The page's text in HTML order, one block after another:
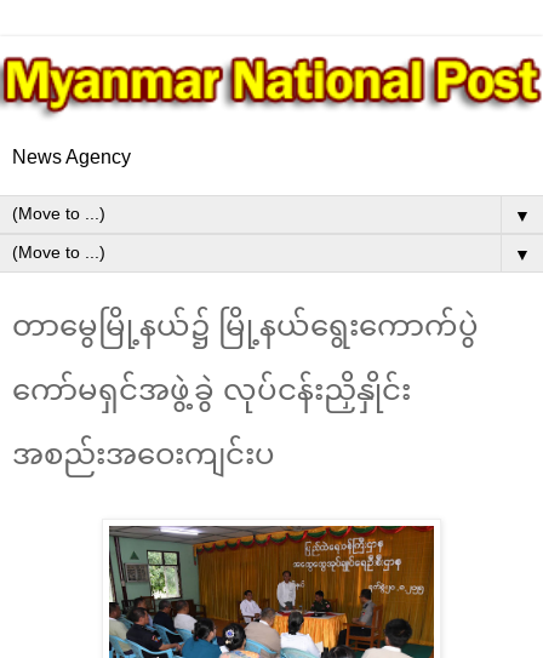
News Agency
▼
▼
တာမွေမြို့နယ်၌ မြို့နယ်ရွေးကောက်ပွဲ
ကော်မရှင်အဖွဲ့ခွဲ လုပ်ငန်းညှိနှိုင်း
အစည်းအဝေးကျင်းပ